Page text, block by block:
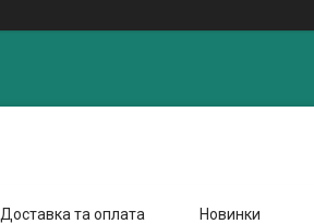
Доставка та оплата Новинки